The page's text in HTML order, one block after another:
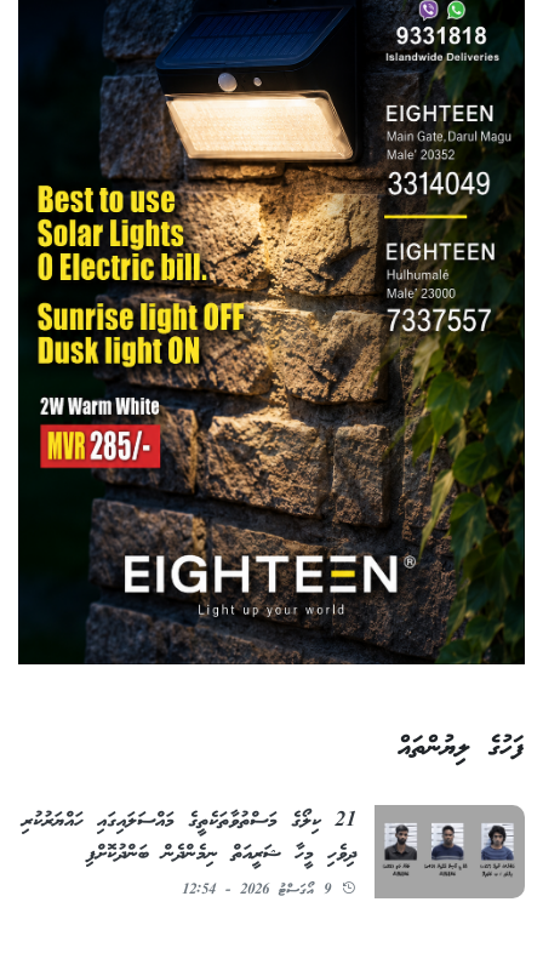
ފަހުގެ ލިޔުންތައް
21 ކިލޯގެ މަސްތުވާތަކެތީގެ މައްސަލައިގައި ހައްޔަރުކުރި
ދިވެހި މީހާ ޝަރީއަތް ނިމެންދެން ބަންދުކޮށްފި
9 އޯގަސްޓު 2026 - 12:54